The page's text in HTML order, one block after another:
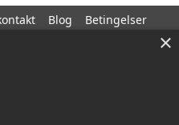
Blog Betingelser
×